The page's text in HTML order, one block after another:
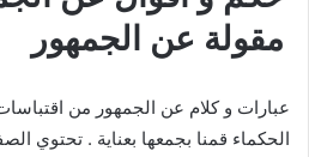
مقولة عن الجمهور
عبارات و كلام عن الجمهور من